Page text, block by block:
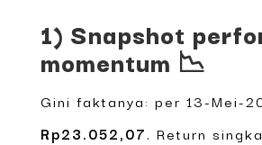
1) Snapshot
momentum 📉
Gini faktanya: per 13-Mei-
Rp23.052,07. Return